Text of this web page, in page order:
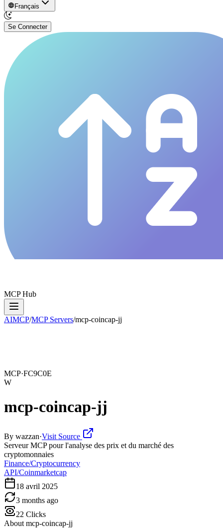
Français
Se Connecter
MCP Hub
AIMCP/MCP Servers/mcp-coincap-jj
MCP·FC9C0E
W
mcp-coincap-jj
By wazzan·Visit Source
Serveur MCP pour l'analyse des prix et du marché des
cryptomonnaies
Finance/Cryptocurrency
API/Coinmarketcap
18 avril 2025
3 months ago
22 Clicks
About mcp-coincap-jj